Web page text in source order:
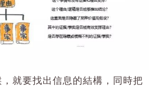
就要找出信息的結構，同時把